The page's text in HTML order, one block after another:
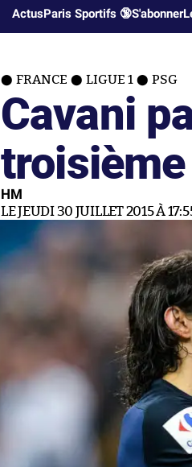
ActusParis Sportifs 🔞S'abonner
FRANCE LIGUE 1 PSG
Cavani
HM
LE JEUDI 30 JUILLET 2015 À